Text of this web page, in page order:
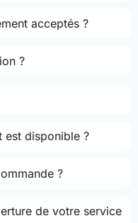
acceptés ?
?
est disponible ?
?
de votre service